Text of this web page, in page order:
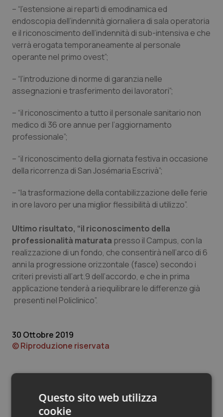
Provincia Autonoma di Bolzano
Provincia Autonoma di Trento
Sardegna
Sicilia
Toscana
Umbria
Valle D’Aosta
Infezioni & Febbre
Ipertensione & Scompenso
Malattie rare
Malattia di Crohn & Rettocolite Ulcerosa
Neuroscienze & patologie neurodegenerative
Obesità
Oftalmologia
Oncodermatologia
Oncologia & Nutrizione
Psoriasi & pelle
Quotidiano Cardiologia
Quotidiano Oncologia
Quotidiano Pediatria
Rene & patologie urogenitali
– “l'estensione ai reparti di emodinamica ed
endoscopia dell’indennità giornaliera di sala operatoria
e il riconoscimento dell’indennità di sub-intensiva e che
verrà erogata temporaneamente al personale
operante nel primo ovest”;
– “l’introduzione di norme di garanzia nelle
assegnazioni e trasferimento dei lavoratori”;
– “il riconoscimento a tutto il personale sanitario non
medico di 36 ore annue per l’aggiornamento
professionale”;
– “il riconoscimento della giornata festiva in occasione
della ricorrenza di San Josémaria Escrivà”;
– “la trasformazione della contabilizzazione delle ferie
in ore lavoro per una miglior flessibilità di utilizzo”.
Ultimo risultato, “il riconoscimento della
professionalità maturata presso il Campus, con la
realizzazione di un fondo, che consentirà nell’arco di 6
anni la progressione orizzontale (fasce) secondo i
criteri previsti all’art.9 dell’accordo, e che in prima
applicazione tenderà a riequilibrare le differenze già
presenti nel Policlinico”.
30 Ottobre 2019
© Riproduzione riservata
Questo sito web utilizza
cookie